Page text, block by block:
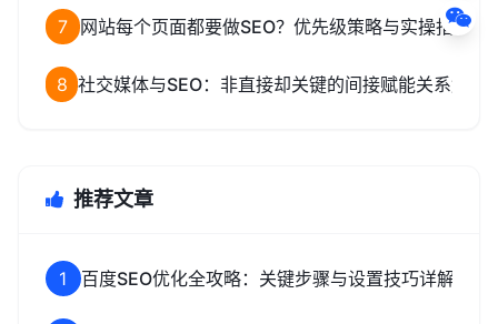
7 网站每个页面都要做SEO？优先级策略与实操指南
8 社交媒体与SEO：非直接却关键的间接赋能关系解析
推荐文章
1 百度SEO优化全攻略：关键步骤与设置技巧详解